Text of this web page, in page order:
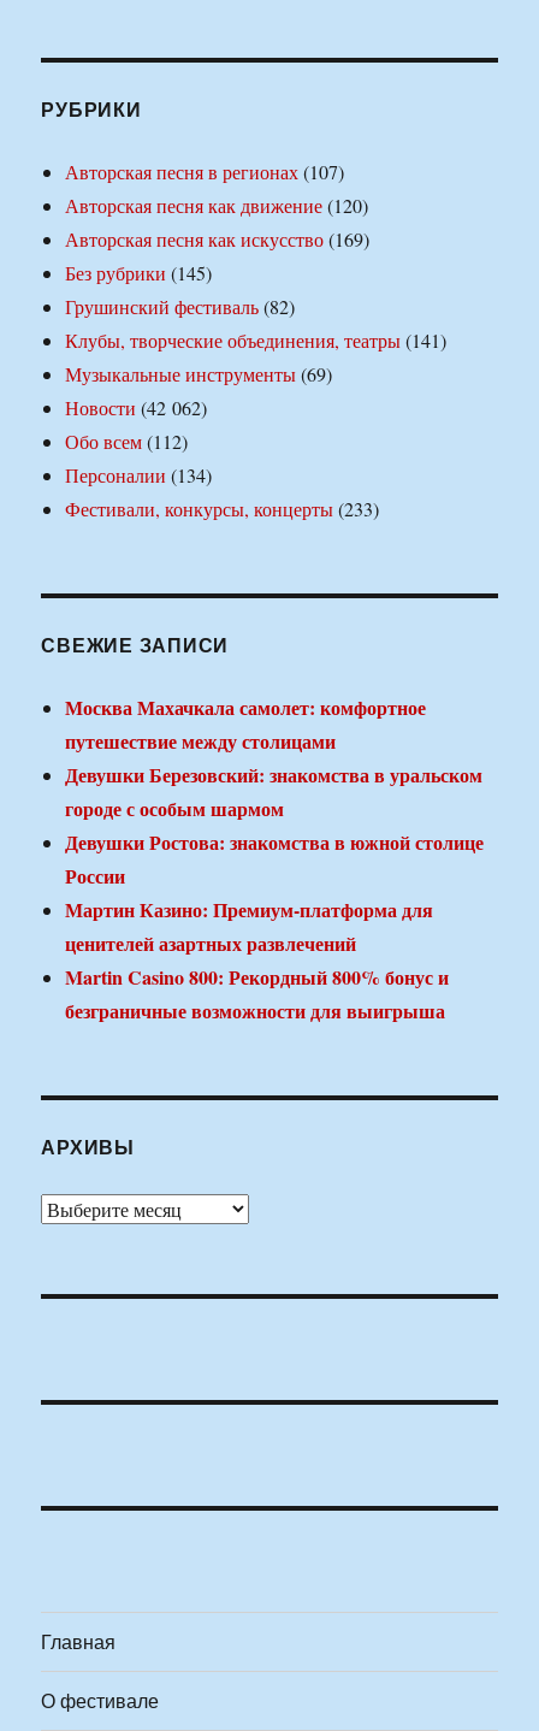
РУБРИКИ
Авторская песня в регионах(107)
Авторская песня как движение(120)
Авторская песня как искусство(169)
Без рубрики (145)
Грушинский фестиваль(82)
Клубы, творческие объединения, театры(141)
Музыкальные инструменты(69)
Новости (42 062)
Обо всем(112)
Персоналии (134)
Фестивали, конкурсы, концерты(233)
СВЕЖИЕ ЗАПИСИ
Москва Махачкала самолет: комфортное
путешествие между столицами
Девушки Березовский: знакомства в уральском
городе с особым шармом
Девушки Ростова: знакомства в южной столице
России
Мартин Казино: Премиум-платформа для
ценителей азартных развлечений
Martin Casino 800: Рекордный 800% бонус и
безграничные возможности для выигрыша
АРХИВЫ
Архивы
Главная
О фестивале